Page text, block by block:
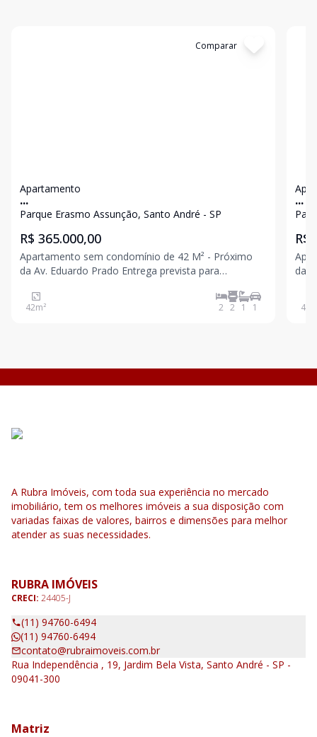
Comparar
Apartamento
...
Parque Erasmo Assunção, Santo André - SP
R$ 365.000,00
Apartamento sem condomínio de 42 M² - Próximo
da Av. Eduardo Prado Entrega prevista para
suíte Sala Banheiro social Cozinha Quintal Área de
serviço 1 vaga Fotos para padrão de acabamento.
42m² 2 2 1 1
...
R$
da Av
48
A Rubra Imóveis, com toda sua experiência no mercado
imobiliário, tem os melhores imóveis a sua disposição com
variadas faixas de valores, bairros e dimensões para melhor
atender as suas necessidades.
RUBRA IMÓVEIS
CRECI: 24405-J
(11) 94760-6494
(11) 94760-6494
contato@rubraimoveis.com.br
Rua Independência , 19, Jardim Bela Vista, Santo André - SP -
09041-300
Matriz